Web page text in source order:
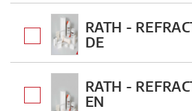
RATH -
DE
RATH -
EN